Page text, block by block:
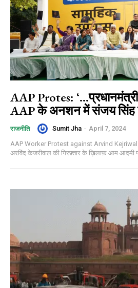
AAP Protes: ‘…प्रधानमंत्री
AAP के अनशन में संजय सिंह ने
राजनीति Sumit Jha - April 7, 2024
AAP Worker Protest against Arvind Kejriwal
अरविंद केजरीवाल की गिरफ़्तार के ख़िलाफ़ आम आदमी